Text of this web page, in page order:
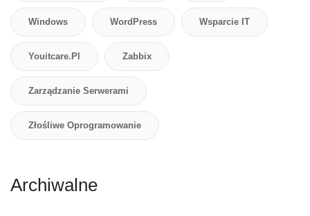
Windows WordPress Wsparcie IT
Youitcare.pl Zabbix
Zarządzanie Serwerami
Złośliwe Oprogramowanie
Archiwalne